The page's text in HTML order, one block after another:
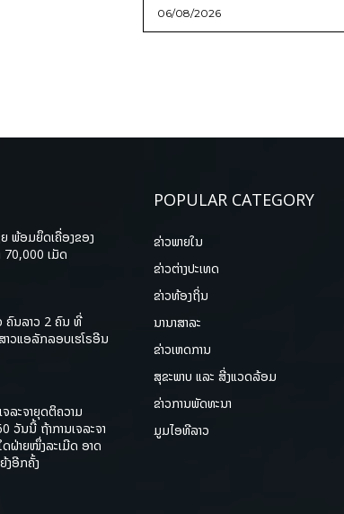
06/08/2026
ພ້ອມຍຶດເຄື່ອງຂອງ
70,000 ເມັດ
ຄົນລາວ 2 ຄົນ ທີ່
ວແອລັກລອບເຮໂຣອີນ
ຈລະຈາຍຸດຕິຄວາມ
ວັນນີ້ ຖ້າການເຈລະຈາ
ຝ່າຍໜຶ່ງລະເມີດ ອາດ
ງອີກຄັ້ງ
POPULAR CATEGORY
ຂ່າວພາຍ​ໃນ
ຂ່າວຕ່າງປະເທດ
ຂ່າວທ້ອງຖິ່ນ
ນານາສາລະ
ຂ່າວເຫດການ
ສຸຂະພາບ ແລະ ສີ່ງແວດລ້ອມ
ຂ່າວການພັດທະນາ
ມູມໄອທີລາວ